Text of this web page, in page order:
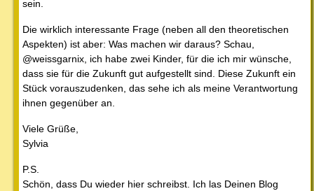
sein.
Die wirklich interessante Frage (neben all den theoretischen
Aspekten) ist aber: Was machen wir daraus? Schau,
@weissgarnix, ich habe zwei Kinder, für die ich mir wünsche,
dass sie für die Zukunft gut aufgestellt sind. Diese Zukunft ein
Stück vorauszudenken, das sehe ich als meine Verantwortung
ihnen gegenüber an.
Viele Grüße,
Sylvia
P.S.
Schön, dass Du wieder hier schreibst. Ich las Deinen Blog